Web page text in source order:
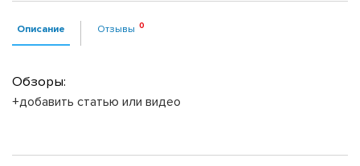
Описание Отзывы
Обзоры:
+добавить статью или видео